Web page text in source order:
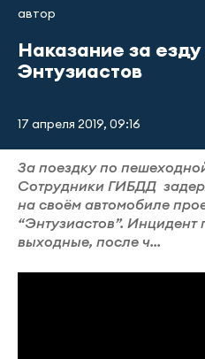
автор
Наказание за
Энтузиастов
17 апреля 2019, 09:16
За поездку по
Сотрудники ГИБДД
на своём автомобиле
“Энтузиастов”.
выходные, после ч...